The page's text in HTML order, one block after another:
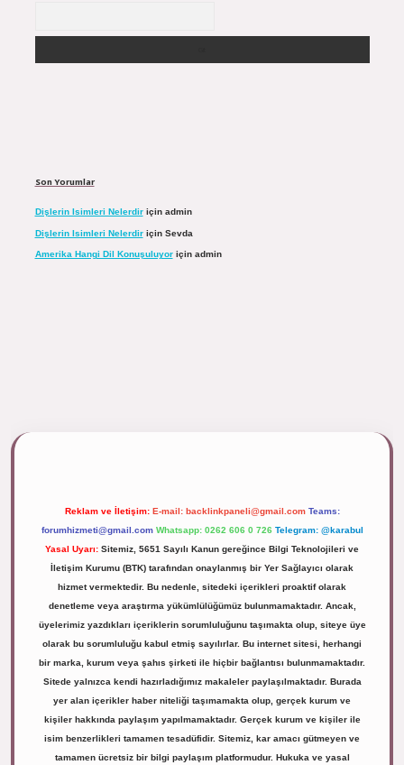
Son Yorumlar
Dişlerin Isimleri Nelerdiriçin admin
Dişlerin Isimleri Nelerdiriçin Sevda
Amerika Hangi Dil Konuşuluyoriçin admin
Reklam ve İletişim: E-mail: backlinkpaneli@gmail.com Teams:
forumhizmeti@gmail.com Whatsapp: 0262 606 0 726 Telegram: @karabul
Yasal Uyarı: Sitemiz, 5651 Sayılı Kanun gereğince Bilgi Teknolojileri ve
İletişim Kurumu (BTK) tarafından onaylanmış bir Yer Sağlayıcı olarak
hizmet vermektedir. Bu nedenle, sitedeki içerikleri proaktif olarak
denetleme veya araştırma yükümlülüğümüz bulunmamaktadır. Ancak,
üyelerimiz yazdıkları içeriklerin sorumluluğunu taşımakta olup, siteye üye
olarak bu sorumluluğu kabul etmiş sayılırlar. Bu internet sitesi, herhangi
bir marka, kurum veya şahıs şirketi ile hiçbir bağlantısı bulunmamaktadır.
Sitede yalnızca kendi hazırladığımız makaleler paylaşılmaktadır. Burada
yer alan içerikler haber niteliği taşımamakta olup, gerçek kurum ve
kişiler hakkında paylaşım yapılmamaktadır. Gerçek kurum ve kişiler ile
isim benzerlikleri tamamen tesadüfidir. Sitemiz, kar amacı gütmeyen ve
tamamen ücretsiz bir bilgi paylaşım platformudur. Hukuka ve yasal